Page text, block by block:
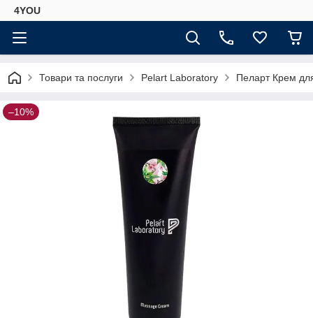
4YOU
Товари та послуги Pelart Laboratory Пеларт Крем
–10%